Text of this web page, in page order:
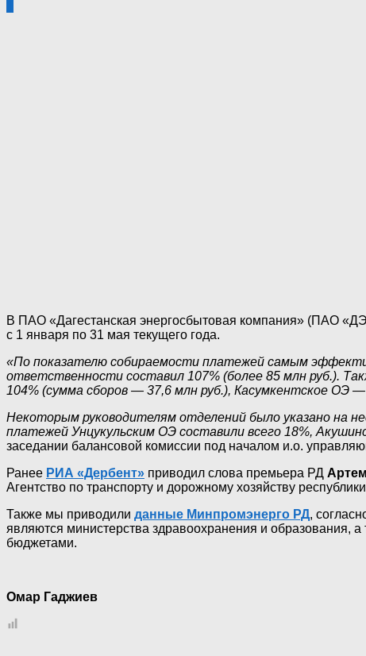
В ПАО «Дагестанская энергосбытовая компания» (ПАО
с 1 января по 31 мая текущего года.
«По показателю собираемости платежей самым
ответственности составил 107% (более 85 млн руб.).
104% (сумма сборов — 37,6 млн руб.), Касумкентское ОЭ
Некоторым руководителям отделений было указано на
платежей Унцукульским ОЭ составили всего 18%,
заседании балансовой комиссии под началом и.о.
Ранее РИА «Дербент» приводил слова премьера РД
Агентство по транспорту и дорожному хозяйству
Также мы приводили данные Минпромэнерго РД,
являются министерства здравоохранения и образования,
бюджетами.
Омар Гаджиев